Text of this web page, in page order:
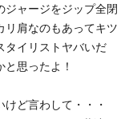
ジャージをジップ全閉
リ肩なのもあってキツ
タイリストヤバいだ
思ったよ！
ど言わして・・・